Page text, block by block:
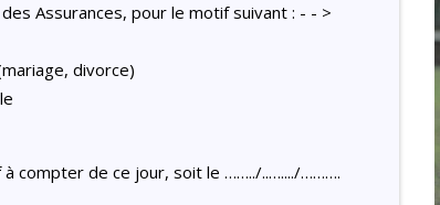
Assurances, pour le motif suivant : - - >
divorce)
compter de ce jour, soit le ……../..…..../……….